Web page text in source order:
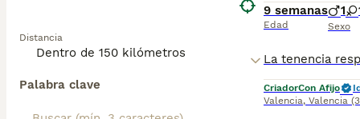
Distancia
Palabra clave
especialmente
para eliminar el
9 semanas
Edad
1
Sexo
CriadorCon Afijo
Valencia, Valencia